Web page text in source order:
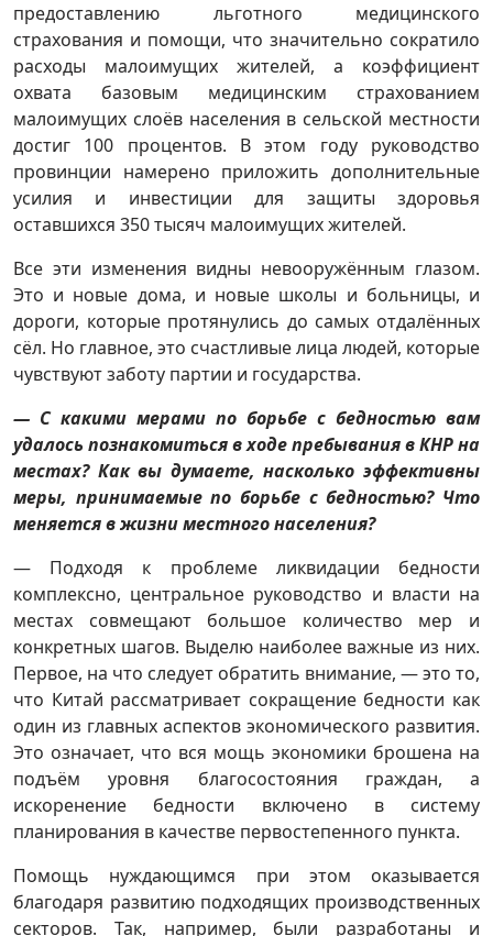
предоставлению льготного медицинского
страхования и помощи, что значительно сократило
расходы малоимущих жителей, а коэффициент
охвата базовым медицинским страхованием
малоимущих слоёв населения в сельской местности
достиг 100 процентов. В этом году руководство
провинции намерено приложить дополнительные
усилия и инвестиции для защиты здоровья
оставшихся 350 тысяч малоимущих жителей.
Все эти изменения видны невооружённым глазом.
Это и новые дома, и новые школы и больницы, и
дороги, которые протянулись до самых отдалённых
сёл. Но главное, это счастливые лица людей, которые
чувствуют заботу партии и государства.
— С какими мерами по борьбе с бедностью вам
удалось познакомиться в ходе пребывания в КНР на
местах? Как вы думаете, насколько эффективны
меры, принимаемые по борьбе с бедностью? Что
меняется в жизни местного населения?
— Подходя к проблеме ликвидации бедности
комплексно, центральное руководство и власти на
местах совмещают большое количество мер и
конкретных шагов. Выделю наиболее важные из них.
Первое, на что следует обратить внимание, — это то,
что Китай рассматривает сокращение бедности как
один из главных аспектов экономического развития.
Это означает, что вся мощь экономики брошена на
подъём уровня благосостояния граждан, а
искоренение бедности включено в систему
планирования в качестве первостепенного пункта.
Помощь нуждающимся при этом оказывается
благодаря развитию подходящих производственных
секторов. Так, например, были разработаны и